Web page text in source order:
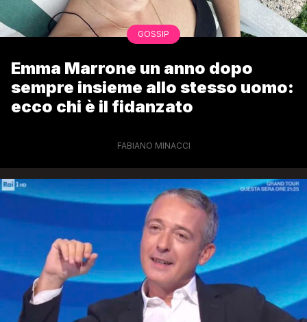
GOSSIP
Emma Marrone un anno dopo
sempre insieme allo stesso uomo:
ecco chi è il fidanzato
FABIANO MINACCI